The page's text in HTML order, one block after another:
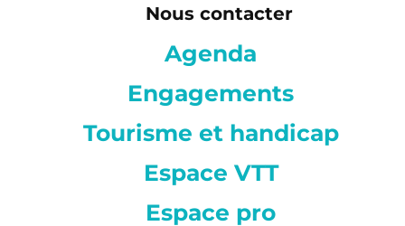
Nous contacter
Agenda
Engagements
Tourisme et handicap
Espace VTT
Espace pro